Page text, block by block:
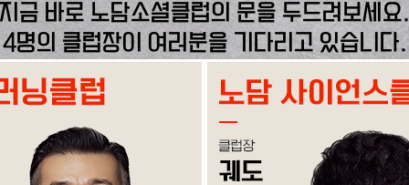
지금 바로 노담소셜클럽의 문을 두드려보세요.
4명의 클럽장이 여러분을 기다리고 있습니다.